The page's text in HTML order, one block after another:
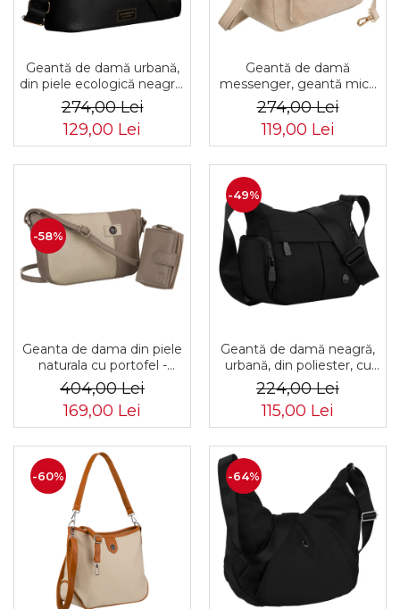
Geantă de damă urbană,
din piele ecologică neagră,
cu curea reglabilă -
Peterson PTR-PTN JK6-
06-6642
274,00 Lei
129,00 Lei
Geantă de damă
messenger, geantă mică
de umăr, piele ecologică,
geantă bej cu fermoar la
modă - Peterson PTR-PTN
MX02-P-7717-D.BE
274,00 Lei
119,00 Lei
-58%
Geanta de dama din piele
naturala cu portofel -
Peterson PTR-PTN CF4-
DS-5216 D.BE
404,00 Lei
169,00 Lei
-49%
Geantă de damă neagră,
urbană, din poliester, cu
închidere cu fermoar -
Peterson PTR-PTN CTY-
22-2508 BLAC
224,00 Lei
115,00 Lei
-60% -64%